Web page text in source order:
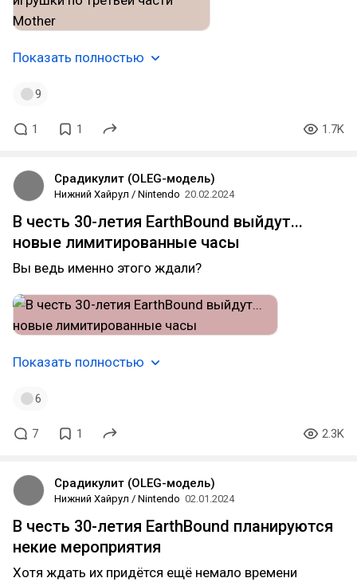
Показать полностью
9
1 1 1.7K
Срадикулит (OLEG-модель)
Нижний Хайрул / Nintendo 20.02.2024
В честь 30-летия EarthBound выйдут...
новые лимитированные часы
Вы ведь именно этого ждали?
Показать полностью
6
7 1 2.3K
Срадикулит (OLEG-модель)
Нижний Хайрул / Nintendo 02.01.2024
В честь 30-летия EarthBound планируются
некие мероприятия
Хотя ждать их придётся ещё немало времени